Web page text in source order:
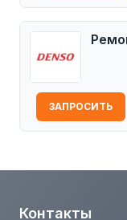
ЗАПРОСИТЬ
Контакты